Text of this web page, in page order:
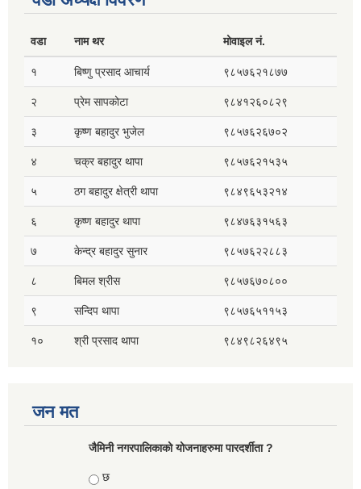
वडा नाम थर मोवाइल नं.
१ बिष्णु प्रसाद आचार्य ९८५७६२१८७७
२ प्रेम सापकोटा ९८४१२६०८२९
३ कृष्ण बहादुर भुजेल ९८५७६२६७०२
४ चक्र बहादुर थापा ९८५७६२१५३५
५ ठग बहादुर क्षेत्री थापा ९८४९६५३२१४
६ कृष्ण बहादुर थापा ९८४७६३१५६३
७ केन्द्र बहादुर सुनार ९८५७६२२८८३
८ बिमल श्रीस ९८५७६७०८००
९ सन्दिप थापा ९८५७६५११५३
१० श्री प्रसाद थापा ९८४९८२६४९५
जन मत
जैमिनी नगरपालिकाको योजनाहरुमा पारदर्शीता ?
Choices
छ